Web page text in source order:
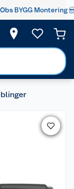
Obs BYGG Montering